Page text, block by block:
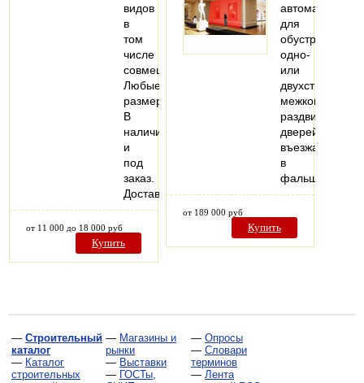
видов
в
том
числе
совмещенные.
Любые
размеры.
В
наличии
и
под
заказ.
Доставка.
от 11 000 до 18 000 руб
Купить
автоматики
для
обустройства
одно-
или
двухстворчатых
межкомнатных
раздвижных
дверей,
въезжающих
в
фальшстену..
от 189 000 руб
Купить
— Строительный
каталог
— Каталог
строительных
— Магазины и
рынки
— Выставки
— ГОСТы,
— Опросы
— Словари
терминов
— Лента